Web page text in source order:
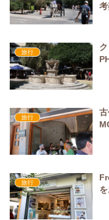
旅行
旅行
旅行